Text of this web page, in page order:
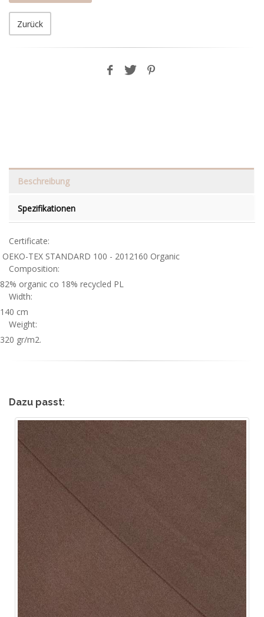
Zurück
Beschreibung
Spezifikationen
Certificate:
OEKO-TEX STANDARD 100 - 2012160 Organic
Composition:
82% organic co 18% recycled PL
Width:
140 cm
Weight:
320 gr/m2.
Dazu passt: